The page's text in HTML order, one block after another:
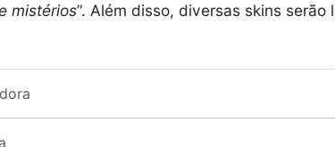
mistérios”. Além disso, diversas skins